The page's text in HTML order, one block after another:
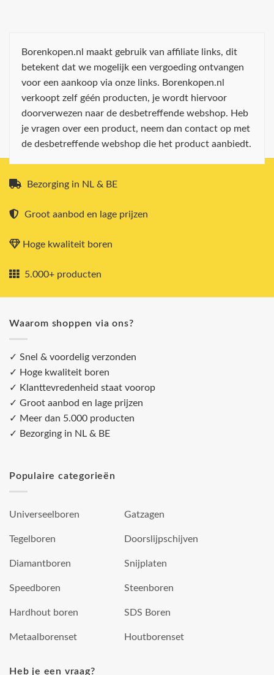
Borenkopen.nl maakt gebruik van affiliate links, dit
betekent dat we mogelijk een vergoeding ontvangen
voor een aankoop via onze links. Borenkopen.nl
verkoopt zelf géén producten, je wordt hiervoor
doorverwezen naar de desbetreffende webshop. Heb
je vragen over een product, neem dan contact op met
de desbetreffende webshop die het product aanbiedt.
Bezorging in NL & BE
Groot aanbod en lage prijzen
Hoge kwaliteit boren
5.000+ producten
Waarom shoppen via ons?
✓ Snel & voordelig verzonden
✓ Hoge kwaliteit boren
✓ Klanttevredenheid staat voorop
✓ Groot aanbod en lage prijzen
✓ Meer dan 5.000 producten
✓ Bezorging in NL & BE
Populaire categorieën
Universeelboren
Tegelboren
Diamantboren
Speedboren
Hardhout boren
Metaalborenset
Gatzagen
Doorslijpschijven
Snijplaten
Steenboren
SDS Boren
Houtborenset
Heb je een vraag?